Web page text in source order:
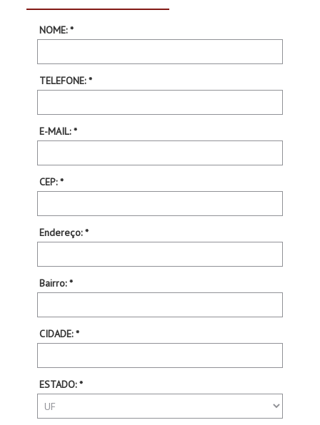
NOME: *
TELEFONE: *
E-MAIL: *
CEP: *
Endereço: *
Bairro: *
CIDADE: *
ESTADO: *